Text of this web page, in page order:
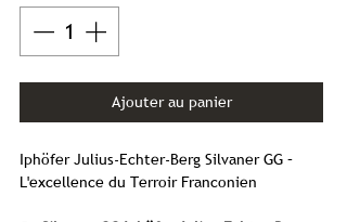
Ajouter au panier
Iphöfer Julius-Echter-Berg Silvaner GG –
L'excellence du Terroir Franconien